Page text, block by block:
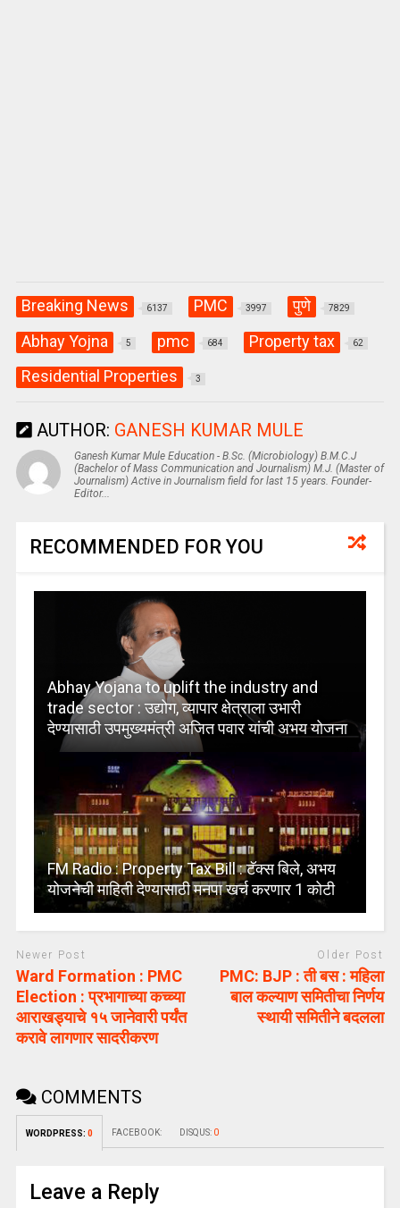
Breaking News 6137 PMC 3997 पुणे 7829
Abhay Yojna 5 pmc 684 Property tax 62
Residential Properties 3
AUTHOR: GANESH KUMAR MULE
Ganesh Kumar Mule Education - B.Sc. (Microbiology) B.M.C.J
(Bachelor of Mass Communication and Journalism) M.J. (Master of
Journalism) Active in Journalism field for last 15 years. Founder-
Editor...
RECOMMENDED FOR YOU
Abhay Yojana to uplift the industry and
trade sector : उद्योग, व्यापार क्षेत्राला उभारी
देण्यासाठी उपमुख्यमंत्री अजित पवार यांची अभय योजना
FM Radio : Property Tax Bill : टॅक्स बिले, अभय
योजनेची माहिती देण्यासाठी मनपा खर्च करणार 1 कोटी
Newer Post
Ward Formation : PMC
Election : प्रभागाच्या कच्च्या
आराखड्याचे १५ जानेवारी पर्यंत
करावे लागणार सादरीकरण
Older Post
PMC: BJP : ती बस : महिला
बाल कल्याण समितीचा निर्णय
स्थायी समितीने बदलला
COMMENTS
WORDPRESS: 0 FACEBOOK: DISQUS: 0
Leave a Reply